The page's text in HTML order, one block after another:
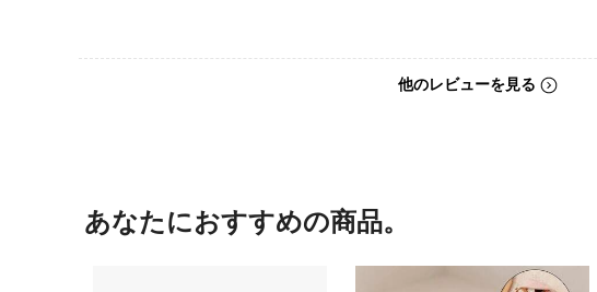
他のレビューを見る
あなたにおすすめの商品。